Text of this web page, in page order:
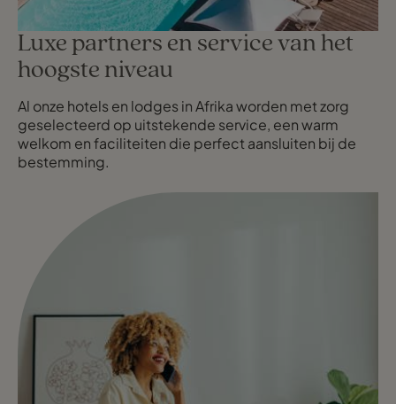
Luxe partners en service van het
hoogste niveau
Al onze hotels en lodges in Afrika worden met zorg
geselecteerd op uitstekende service, een warm
welkom en faciliteiten die perfect aansluiten bij de
bestemming.